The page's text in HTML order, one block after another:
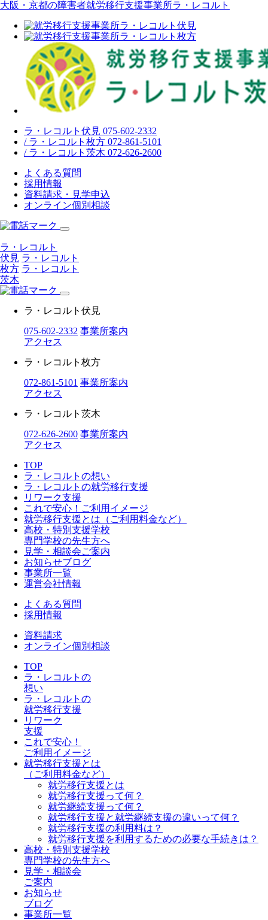
大阪・京都の障害者就労移行支援事業所ラ・レコルト
ラ・レコルト伏見 075-602-2332
/ ラ・レコルト枚方 072-861-5101
/ ラ・レコルト茨木 072-626-2600
よくある質問
採用情報
資料請求・見学申込
オンライン個別相談
ラ・レコルト
伏見 ラ・レコルト
枚方 ラ・レコルト
茨木
ラ・レコルト伏見
075-602-2332 事業所案内
アクセス
ラ・レコルト枚方
072-861-5101 事業所案内
アクセス
ラ・レコルト茨木
072-626-2600 事業所案内
アクセス
TOP
ラ・レコルトの想い
ラ・レコルトの就労移行支援
リワーク支援
これで安心！ご利用イメージ
就労移行支援とは（ご利用料金など）
高校・特別支援学校
専門学校の先生方へ
見学・相談会ご案内
お知らせブログ
事業所一覧
運営会社情報
よくある質問
採用情報
資料請求
オンライン個別相談
TOP
ラ・レコルトの
想い
ラ・レコルトの
就労移行支援
リワーク
支援
これで安心！
ご利用イメージ
就労移行支援とは
（ご利用料金など）
就労移行支援とは
就労移行支援って何？
就労継続支援って何？
就労移行支援と就労継続支援の違いって何？
就労移行支援の利用料は？
就労移行支援を利用するための必要な手続きは？
高校・特別支援学校
専門学校の先生方へ
見学・相談会
ご案内
お知らせ
ブログ
事業所一覧